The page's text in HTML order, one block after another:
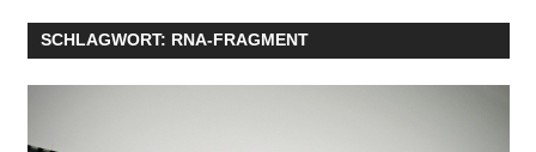
SCHLAGWORT: RNA-FRAGMENT